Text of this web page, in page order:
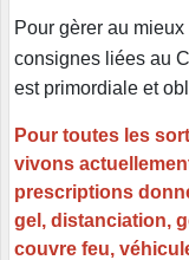
Pour gèrer au
consignes liées au
est primordiale et
Pour toutes les
vivons
prescriptions
gel, distanciation,
couvre feu,